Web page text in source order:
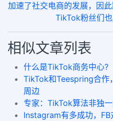
加速了社交电商的发展，因
TikTok粉丝们也
相似文章列表
什么是TikTok商务中心?
TikTok和Teespring合作
周边
专家：TikTok算法非独
Instagram有多成功，